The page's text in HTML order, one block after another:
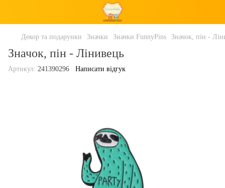
Декор та подарунки Значки Значки FunnyPins Значок, пін -
Значок, пін - Лінивець
Артикул: 241390296 Написати відгук